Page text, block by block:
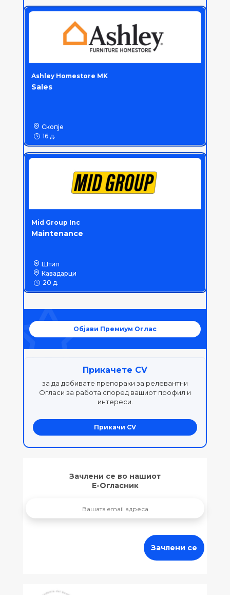
Ashley Homestore MK
Sales
Скопје
16 д.
Mid Group Inc
Maintenance
Штип
Кавадарци
20 д.
Објави Премиум Оглас
Прикачете CV
за да добивате препораки за релевантни
Огласи за работа според вашиот профил и
интереси.
Прикачи CV
Зачлени се во нашиот
Е-Огласник